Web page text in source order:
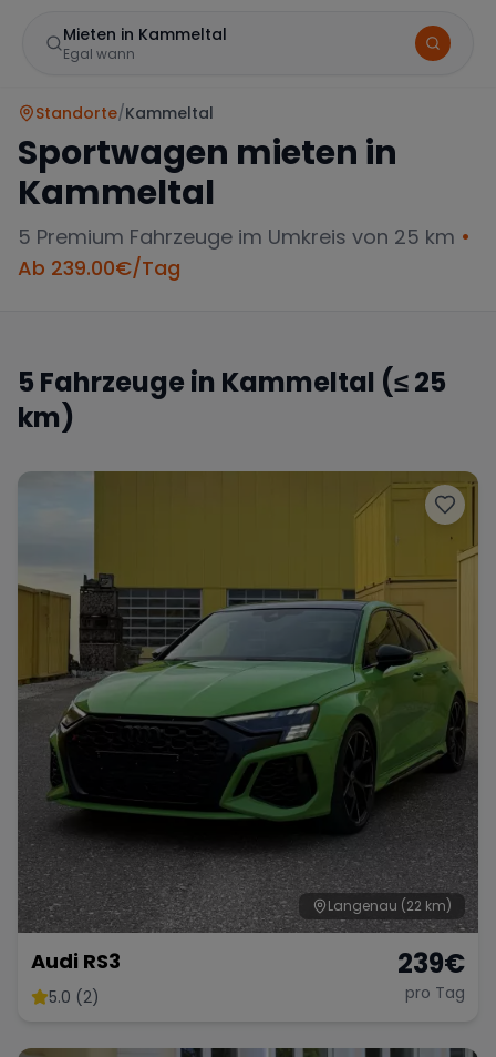
Mieten in Kammeltal
Egal wann
McLaren Jaguar
Tesla Chevrolet Dodge
Bentley Rolls Royce Aston Martin
Bugatti Maserati
Wann
Zeitraum wählen
Standorte/Kammeltal
Sportwagen mieten in
Kammeltal
5 Premium Fahrzeuge im Umkreis von 25 km •
Ab 239.00€/Tag
5 Fahrzeuge in Kammeltal (≤ 25
km)
Langenau (22 km)
Audi RS3
5.0 (2)
239€
pro Tag